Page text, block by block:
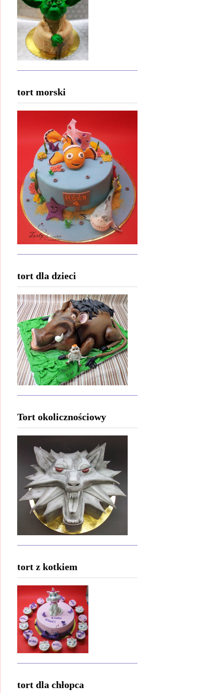
tort morski
tort dla dzieci
Tort okolicznościowy
tort z kotkiem
tort dla chłopca